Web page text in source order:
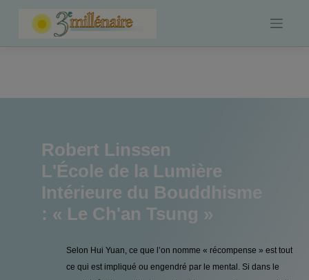
Robert Linssen
L'École de la Lumière
Intérieure du Bouddhisme
: « Le Ch'an Tsung »
Selon Hui Yuan, ce que l’on nomme « récompense » est tout
ce qui est impliqué ou engendré par le mental. Si dans le